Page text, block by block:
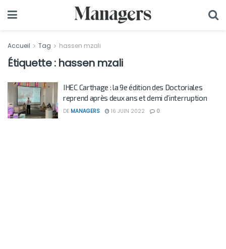
Accueil Tag hassen mzali
Étiquette : hassen mzali
IHEC Carthage : la 9e édition des Doctoriales
reprend après deux ans et demi d’interruption
DE MANAGERS 16 JUIN 2022 0